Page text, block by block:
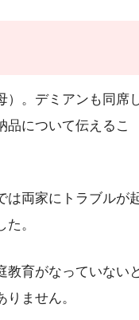
）。デミアンも同席
について伝えるこ
は両家にトラブルが
。
教育がなっていない
ません。